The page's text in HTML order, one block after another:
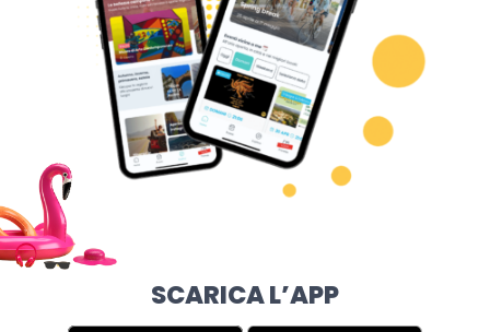
SCARICA L’APP